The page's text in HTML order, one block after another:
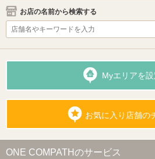
お店の名前から検索する
Myエリアを
お気に入り店舗の
ONE COMPATHのサービス